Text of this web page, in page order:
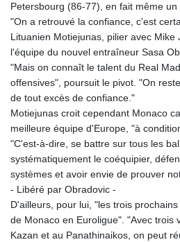
Petersbourg (86-77), en fait même
"On a retrouvé la confiance, c'est
Lituanien Motiejunas, pilier avec Mike
l'équipe du nouvel entraîneur Sasa
"Mais on connaît le talent du Real
offensives", poursuit le pivot. "On
de tout excès de confiance."
Motiejunas croit cependant Monaco
meilleure équipe d'Europe, "à
"C'est-à-dire, se battre sur tous les
systématiquement le coéquipier,
systèmes et avoir envie de prouver
- Libéré par Obradovic -
D'ailleurs, pour lui, "les trois
de Monaco en Euroligue". "Avec trois
Kazan et au Panathinaikos, on peut